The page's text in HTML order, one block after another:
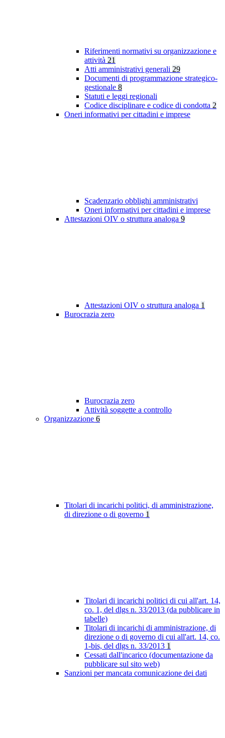
Riferimenti normativi su organizzazione e
attività 21
Atti amministrativi generali 29
Documenti di programmazione strategico-
gestionale 8
Statuti e leggi regionali
Codice disciplinare e codice di condotta 2
Oneri informativi per cittadini e imprese
Scadenzario obblighi amministrativi
Oneri informativi per cittadini e imprese
Attestazioni OIV o struttura analoga 9
Attestazioni OIV o struttura analoga 1
Burocrazia zero
Burocrazia zero
Attività soggette a controllo
Organizzazione 6
Titolari di incarichi politici, di amministrazione,
di direzione o di governo 1
Titolari di incarichi politici di cui all'art. 14,
co. 1, del dlgs n. 33/2013 (da pubblicare in
tabelle)
Titolari di incarichi di amministrazione, di
direzione o di governo di cui all'art. 14, co.
1-bis, del dlgs n. 33/2013 1
Cessati dall'incarico (documentazione da
pubblicare sul sito web)
Sanzioni per mancata comunicazione dei dati